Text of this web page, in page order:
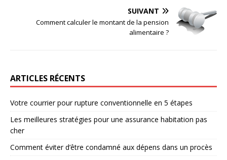
SUIVANT
Comment calculer le montant de la pension
alimentaire ?
ARTICLES RÉCENTS
Votre courrier pour rupture conventionnelle en 5 étapes
Les meilleures stratégies pour une assurance habitation pas
cher
Comment éviter d’être condamné aux dépens dans un procès